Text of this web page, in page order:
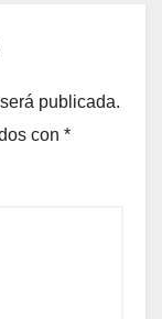
publicada.
con *